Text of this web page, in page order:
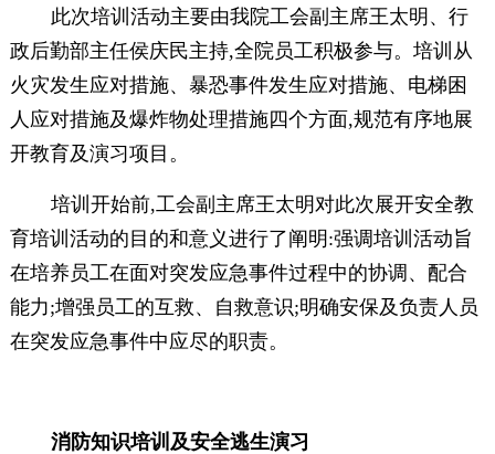
此次培训活动主要由我院工会副主席王太明、行
政后勤部主任侯庆民主持,全院员工积极参与。培训从
火灾发生应对措施、暴恐事件发生应对措施、电梯困
人应对措施及爆炸物处理措施四个方面,规范有序地展
开教育及演习项目。
培训开始前,工会副主席王太明对此次展开安全教
育培训活动的目的和意义进行了阐明:强调培训活动旨
在培养员工在面对突发应急事件过程中的协调、配合
能力;增强员工的互救、自救意识;明确安保及负责人员
在突发应急事件中应尽的职责。
消防知识培训及安全逃生演习